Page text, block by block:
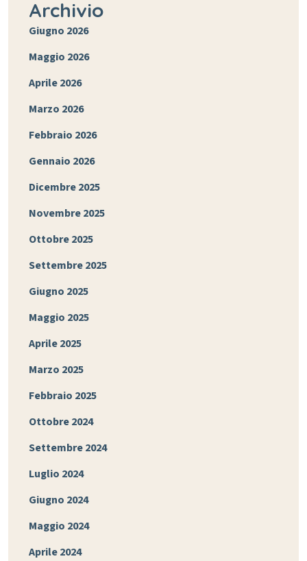
Archivio
Giugno 2026
Maggio 2026
Aprile 2026
Marzo 2026
Febbraio 2026
Gennaio 2026
Dicembre 2025
Novembre 2025
Ottobre 2025
Settembre 2025
Giugno 2025
Maggio 2025
Aprile 2025
Marzo 2025
Febbraio 2025
Ottobre 2024
Settembre 2024
Luglio 2024
Giugno 2024
Maggio 2024
Aprile 2024